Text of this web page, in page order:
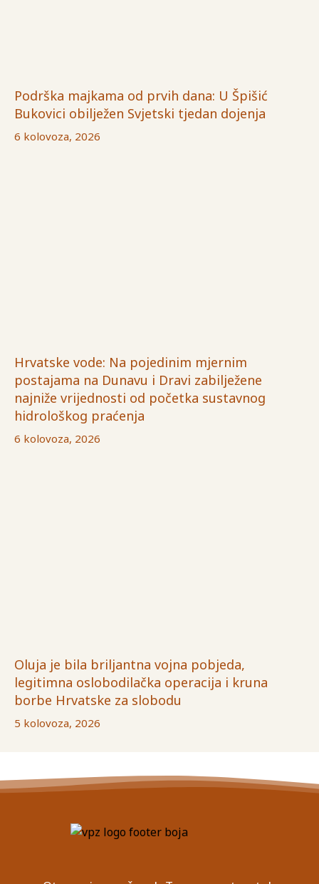
Podrška majkama od prvih dana: U Špišić
Bukovici obilježen Svjetski tjedan dojenja
6 kolovoza, 2026
Hrvatske vode: Na pojedinim mjernim
postajama na Dunavu i Dravi zabilježene
najniže vrijednosti od početka sustavnog
hidrološkog praćenja
6 kolovoza, 2026
Oluja je bila briljantna vojna pobjeda,
legitimna oslobodilačka operacija i kruna
borbe Hrvatske za slobodu
5 kolovoza, 2026